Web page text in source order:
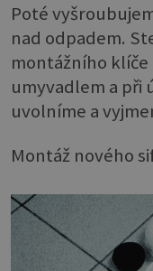
Poté
nad odpadem.
montážního
umyvadlem a při
uvolníme a
Montáž nového